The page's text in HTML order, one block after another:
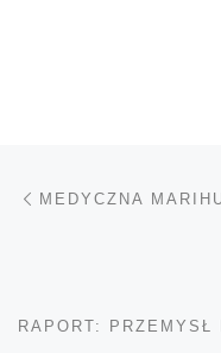
Nawigacja
MEDYCZNA